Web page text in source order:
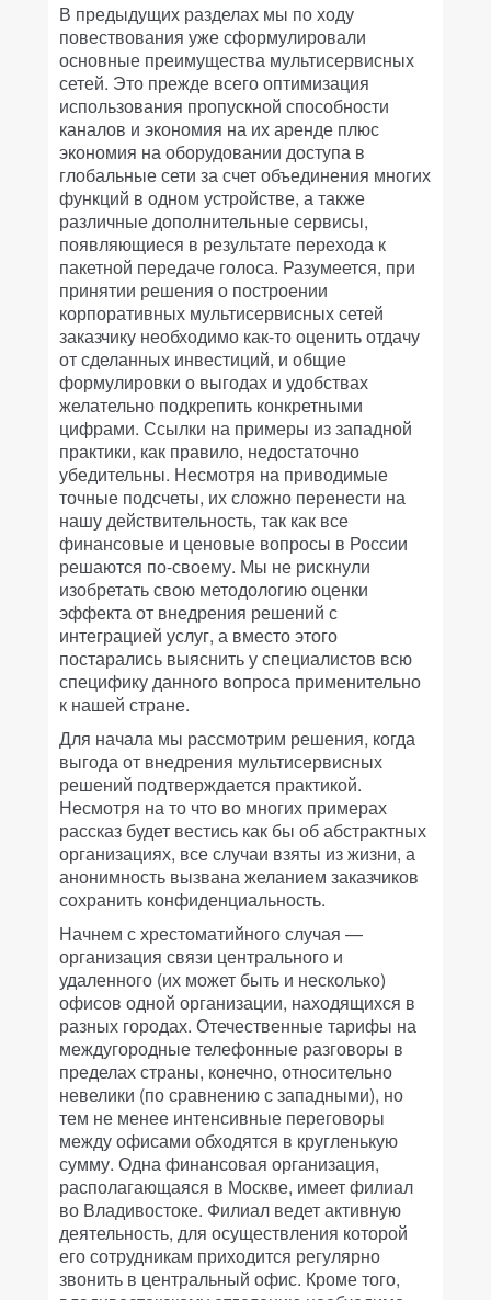
В предыдущих разделах мы по ходу
повествования уже сформулировали
основные преимущества мультисервисных
сетей. Это прежде всего оптимизация
использования пропускной способности
каналов и экономия на их аренде плюс
экономия на оборудовании доступа в
глобальные сети за счет объединения многих
функций в одном устройстве, а также
различные дополнительные сервисы,
появляющиеся в результате перехода к
пакетной передаче голоса. Разумеется, при
принятии решения о построении
корпоративных мультисервисных сетей
заказчику необходимо как-то оценить отдачу
от сделанных инвестиций, и общие
формулировки о выгодах и удобствах
желательно подкрепить конкретными
цифрами. Ссылки на примеры из западной
практики, как правило, недостаточно
убедительны. Несмотря на приводимые
точные подсчеты, их сложно перенести на
нашу действительность, так как все
финансовые и ценовые вопросы в России
решаются по-своему. Мы не рискнули
изобретать свою методологию оценки
эффекта от внедрения решений с
интеграцией услуг, а вместо этого
постарались выяснить у специалистов всю
специфику данного вопроса применительно
к нашей стране.
Для начала мы рассмотрим решения, когда
выгода от внедрения мультисервисных
решений подтверждается практикой.
Несмотря на то что во многих примерах
рассказ будет вестись как бы об абстрактных
организациях, все случаи взяты из жизни, а
анонимность вызвана желанием заказчиков
сохранить конфиденциальность.
Начнем с хрестоматийного случая —
организация связи центрального и
удаленного (их может быть и несколько)
офисов одной организации, находящихся в
разных городах. Отечественные тарифы на
междугородные телефонные разговоры в
пределах страны, конечно, относительно
невелики (по сравнению с западными), но
тем не менее интенсивные переговоры
между офисами обходятся в кругленькую
сумму. Одна финансовая организация,
располагающаяся в Москве, имеет филиал
во Владивостоке. Филиал ведет активную
деятельность, для осуществления которой
его сотрудникам приходится регулярно
звонить в центральный офис. Кроме того,